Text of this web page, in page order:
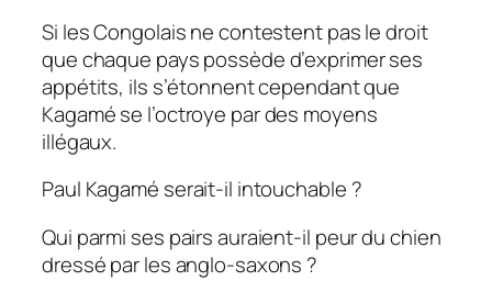
Si les Congolais ne contestent pas le droit
que chaque pays possède d’exprimer ses
appétits, ils s’étonnent cependant que
Kagamé se l’octroye par des moyens
illégaux.
Paul Kagamé serait-il intouchable ?
Qui parmi ses pairs auraient-il peur du chien
dressé par les anglo-saxons ?